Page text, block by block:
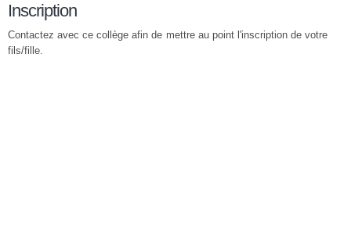
Inscription
Contactez avec ce collège afin de mettre au point l'inscription de votre
fils/fille.